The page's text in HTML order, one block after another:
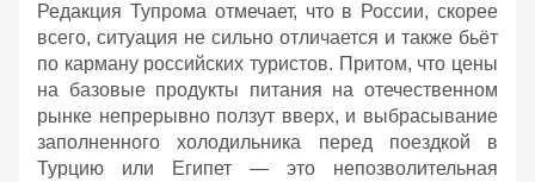
Редакция Тупрома отмечает, что в России, скорее
всего, ситуация не сильно отличается и также бьёт
по карману российских туристов. Притом, что цены
на базовые продукты питания на отечественном
рынке непрерывно ползут вверх, и выбрасывание
заполненного холодильника перед поездкой в
Турцию или Египет — это непозволительная